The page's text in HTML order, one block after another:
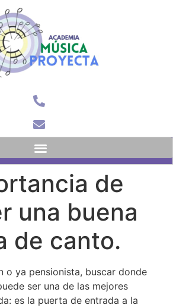
de
una buena
de canto.
o ya pensionista, buscar donde
ser una de las mejores
es la puerta de entrada a la